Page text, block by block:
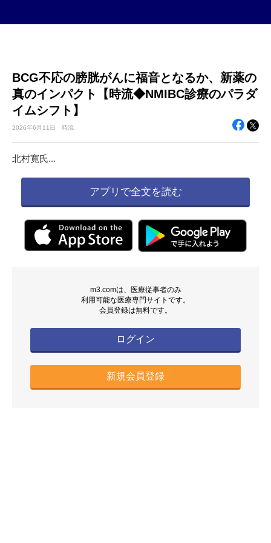
BCG不応の膀胱がんに福音となるか、新薬の
真のインパクト【時流◆NMIBC診療のパラダ
イムシフト】
2026年6月11日 時流
北村寛氏...
アプリで全文を読む
m3.comは、医療従事者のみ
利用可能な医療専門サイトです。
会員登録は無料です。
ログイン
新規会員登録